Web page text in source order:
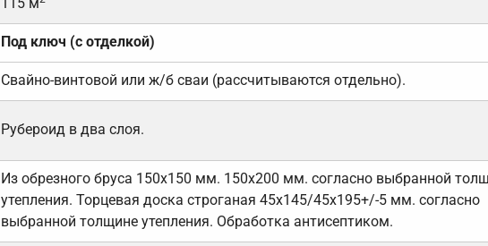
Под ключ (с отделкой)
Свайно-винтовой или ж/б сваи (рассчитываются отдельно).
Рубероид в два слоя.
Из обрезного бруса 150х150 мм. 150х200 мм. согласно выбранной
утепления. Торцевая доска строганая 45х145/45х195+/-5 мм. согласно
выбранной толщине утепления. Обработка антисептиком.